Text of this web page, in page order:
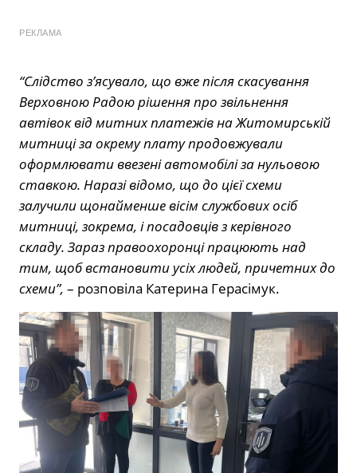
РЕКЛАМА
“Слідство з’ясувало, що вже після скасування
Верховною Радою рішення про звільнення
автівок від митних платежів на Житомирській
митниці за окрему плату продовжували
оформлювати ввезені автомобілі за нульовою
ставкою. Наразі відомо, що до цієї схеми
залучили щонайменше вісім службових осіб
митниці, зокрема, і посадовців з керівного
складу. Зараз правоохоронці працюють над
тим, щоб встановити усіх людей, причетних до
схеми”, – розповіла Катерина Герасімук.